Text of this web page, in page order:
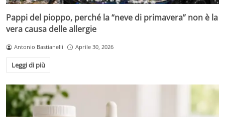
Pappi del pioppo, perché la “neve di primavera” non è la
vera causa delle allergie
Antonio Bastianelli Aprile 30, 2026
Leggi di più